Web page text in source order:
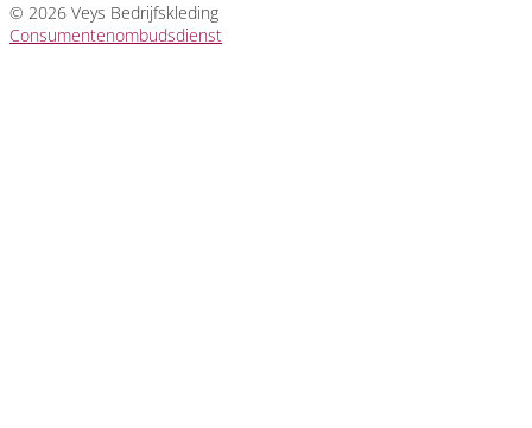
© 2026 Veys Bedrijfskleding
Consumentenombudsdienst